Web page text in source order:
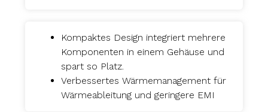
Kompaktes Design integriert mehrere
Komponenten in einem Gehäuse und
spart so Platz.
Verbessertes Wärmemanagement für
Wärmeableitung und geringere EMI